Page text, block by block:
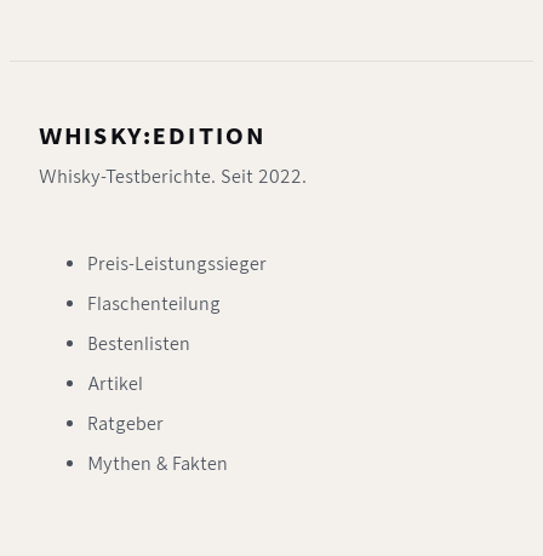
WHISKY:EDITION
Whisky-Testberichte. Seit 2022.
Preis-Leistungssieger
Flaschenteilung
Bestenlisten
Artikel
Ratgeber
Mythen & Fakten